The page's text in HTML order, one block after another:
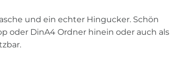
und ein echter Hingucker. Schön
oder DinA4 Ordner hinein oder auch als